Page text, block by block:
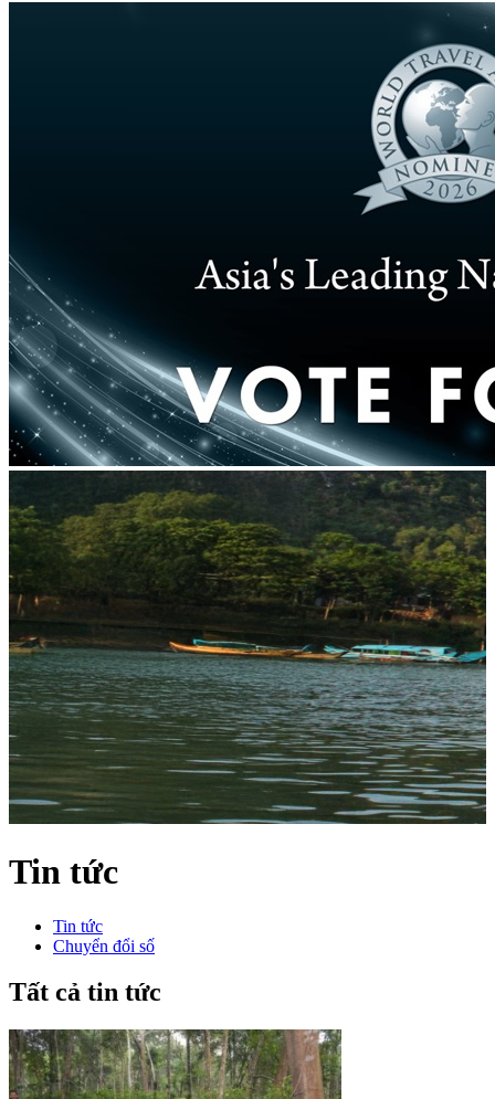
Tin tức
Tin tức
Chuyển đổi số
Tất cả tin tức